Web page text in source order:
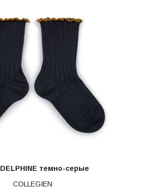
Носки DELPHINE темно-серые
COLLEGIEN